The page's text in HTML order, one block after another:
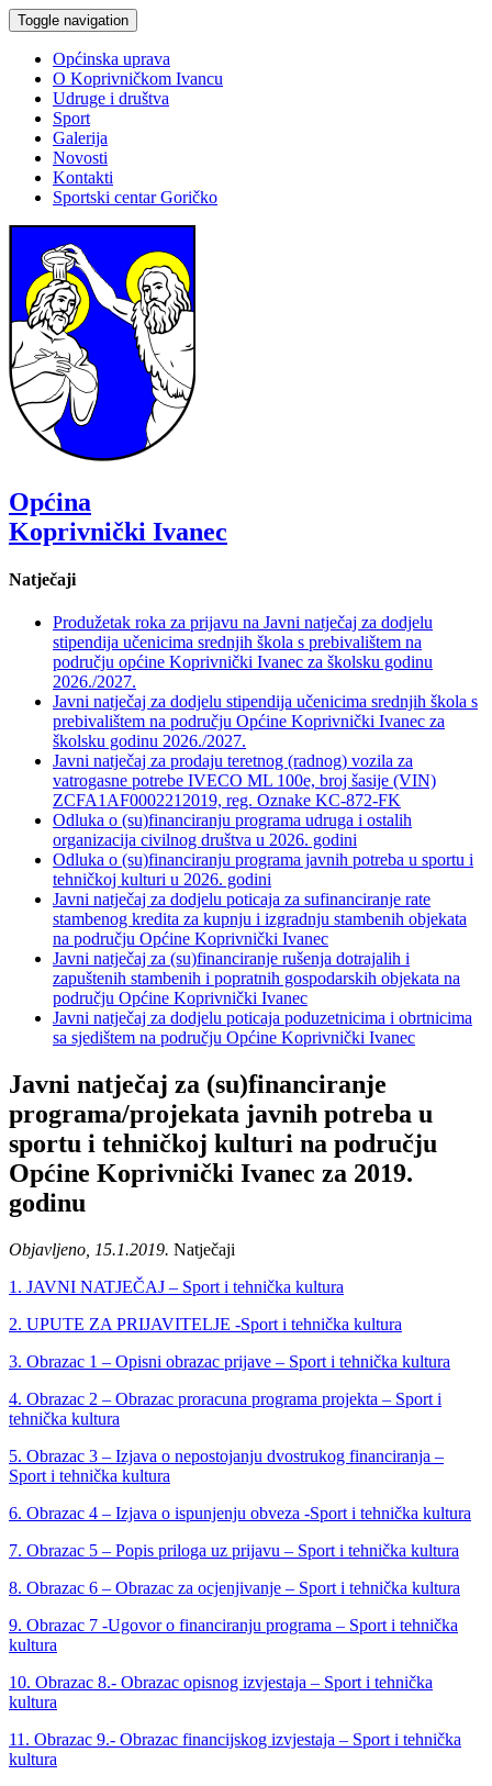
Toggle navigation
Općinska uprava
O Koprivničkom Ivancu
Udruge i društva
Sport
Galerija
Novosti
Kontakti
Sportski centar Goričko
Općina
Koprivnički Ivanec
Natječaji
Produžetak roka za prijavu na Javni natječaj za dodjelu
stipendija učenicima srednjih škola s prebivalištem na
području općine Koprivnički Ivanec za školsku godinu
2026./2027.
Javni natječaj za dodjelu stipendija učenicima srednjih škola s
prebivalištem na području Općine Koprivnički Ivanec za
školsku godinu 2026./2027.
Javni natječaj za prodaju teretnog (radnog) vozila za
vatrogasne potrebe IVECO ML 100e, broj šasije (VIN)
ZCFA1AF0002212019, reg. Oznake KC-872-FK
Odluka o (su)financiranju programa udruga i ostalih
organizacija civilnog društva u 2026. godini
Odluka o (su)financiranju programa javnih potreba u sportu i
tehničkoj kulturi u 2026. godini
Javni natječaj za dodjelu poticaja za sufinanciranje rate
stambenog kredita za kupnju i izgradnju stambenih objekata
na području Općine Koprivnički Ivanec
Javni natječaj za (su)financiranje rušenja dotrajalih i
zapuštenih stambenih i popratnih gospodarskih objekata na
području Općine Koprivnički Ivanec
Javni natječaj za dodjelu poticaja poduzetnicima i obrtnicima
sa sjedištem na području Općine Koprivnički Ivanec
Javni natječaj za (su)financiranje
programa/projekata javnih potreba u
sportu i tehničkoj kulturi na području
Općine Koprivnički Ivanec za 2019.
godinu
Objavljeno, 15.1.2019. Natječaji
1. JAVNI NATJEČAJ – Sport i tehnička kultura
2. UPUTE ZA PRIJAVITELJE -Sport i tehnička kultura
3. Obrazac 1 – Opisni obrazac prijave – Sport i tehnička kultura
4. Obrazac 2 – Obrazac proracuna programa projekta – Sport i
tehnička kultura
5. Obrazac 3 – Izjava o nepostojanju dvostrukog financiranja –
Sport i tehnička kultura
6. Obrazac 4 – Izjava o ispunjenju obveza -Sport i tehnička kultura
7. Obrazac 5 – Popis priloga uz prijavu – Sport i tehnička kultura
8. Obrazac 6 – Obrazac za ocjenjivanje – Sport i tehnička kultura
9. Obrazac 7 -Ugovor o financiranju programa – Sport i tehnička
kultura
10. Obrazac 8.- Obrazac opisnog izvjestaja – Sport i tehnička
kultura
11. Obrazac 9.- Obrazac financijskog izvjestaja – Sport i tehnička
kultura